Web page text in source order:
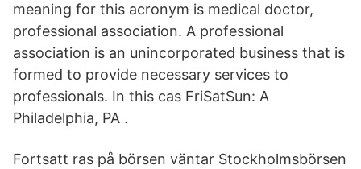
meaning for this acronym is medical doctor,
professional association. A professional
association is an unincorporated business that is
formed to provide necessary services to
professionals. In this cas FriSatSun: A
Philadelphia, PA .
Fortsatt ras på börsen väntar Stockholmsbörsen